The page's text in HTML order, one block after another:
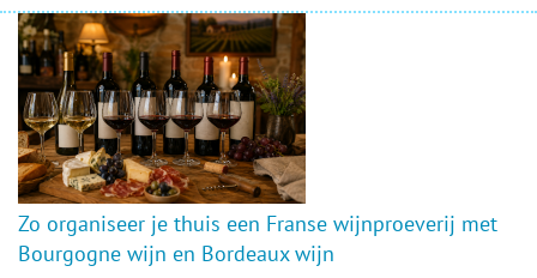
Zo organiseer je thuis een Franse wijnproeverij met
Bourgogne wijn en Bordeaux wijn